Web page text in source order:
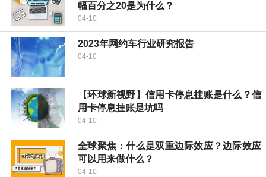
幅百分之20是为什么？
04-10
2023年网约车行业研究报告
04-10
【环球新视野】信用卡停息挂账是什么？信
用卡停息挂账是坑吗
04-10
全球聚焦：什么是双重边际效应？边际效应
可以用来做什么？
04-10